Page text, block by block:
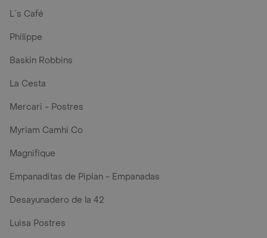
L´s Café
Philippe
Baskin Robbins
La Cesta
Mercari - Postres
Myriam Camhi Co
Magnifique
Empanaditas de Pipian - Empanadas
Desayunadero de la 42
Luisa Postres